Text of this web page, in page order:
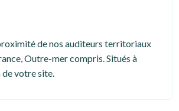
de nos auditeurs territoriaux
Outre-mer compris. Situés à
de votre site.